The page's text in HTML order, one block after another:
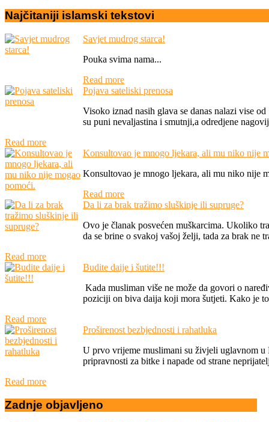
Najčitaniji islamski tekstovi
Savjet mudrog starca!
Pouka svima nama...
Read more
Pojava sateliski prenosa
Visoko iznad nasih glava se danas nalazi vise
su puni nevaljastina i smutnji,a odredjene
Read more
Konsultovao je mnogo ljekara, ali mu niko nije
Konsultovao je mnogo ljekara, ali mu niko nije
Read more
Da li za brak tražimo sluškinje ili supruge?
Ovo je članak posvećen muškarcima. Ukoliko
da se brine o svakoj vašoj želji, tada za brak ne
Read more
Budite daije i šutite!!!
Kada musliman više ne može da govori o
poziciji on biva daija koji mora šutjeti. Kako je
Read more
Proširenost bezbjednosti i rahatluka
U prvo vrijeme muslimani su živjeli uglavnom
pripravnosti za bitke i napade od strane
Read more
Zadnje objavljeno